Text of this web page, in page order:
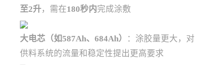
至2升，需在180秒内 完成涂敷
大电芯（如587Ah、684Ah）
：涂胶量更大，对
供料系统的流量和稳定性提出更高要求